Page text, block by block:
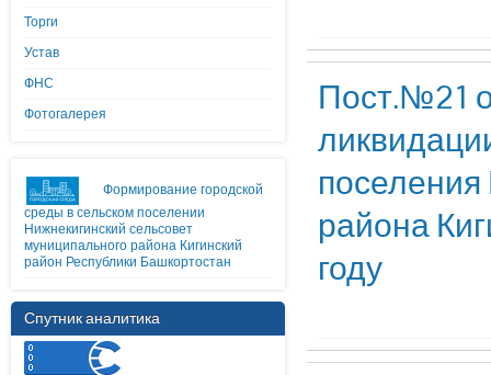
Торги
Устав
ФНС
Фотогалерея
Формирование городской
среды в сельском поселении
Нижнекигинский сельсовет
муниципального района Кигинский
район Республики Башкортостан
Спутник аналитика
Пост.№21
района
году